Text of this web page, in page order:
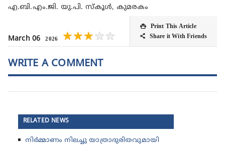
എ.ബി.എം.ജി. യു.പി. സ്കൂൾ, കുമരകം
March 06 2026
 Print This Article
 Share it With Friends
★★★ ★★
WRITE A COMMENT
RELATED NEWS
നിർമ്മാണം നിലച്ചു യാത്രാദുരിതവുമായി